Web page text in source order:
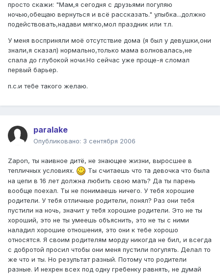
просто скажи: "Мам,я сегодня с друзьями погуляю
ночью,обещаю вернуться и всё рассказать." улыбка...должно
подействовать,надави мягко,мол праздник или т.п.
У меня восприняли моё отсутствие дома (я был у девушки,они
знали,я сказал) нормально,только мама волновалась,не
спала до глубокой ночи.Но сейчас уже проще-я сломал
первый барьер.
п.с.и тебе такого желаю.
paralake
Опубликовано: 3 сентября 2006
Zapon, ты наивное дитё, не знающее жизни, выросшее в
тепличных условиях.
Ты считаешь что та девочка что была
на цепи в 16 лет должна любить свою мать? Да ты парень
вообще поехал. Ты не понимаешь ничего. У тебя хорошие
родители. У тебя отличные родители, понял? Раз они тебя
пустили на ночь, значит у тебя хорошие родители. Это не ты
хороший, это не ты умеешь объяснить, это не ты с ними
наладил хорошие отношения, это они к тебе хорошо
относятся. Я своим родителям морду никогда не бил, и всегда
с добротой просил чтобы они меня пустили погулять. Делал то
же что и ты. Но результат разный. Потому что родители
разные. И нехрен всех под одну гребенку равнять, не думай